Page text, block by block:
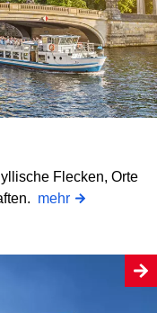
Flecken, Orte
mehr